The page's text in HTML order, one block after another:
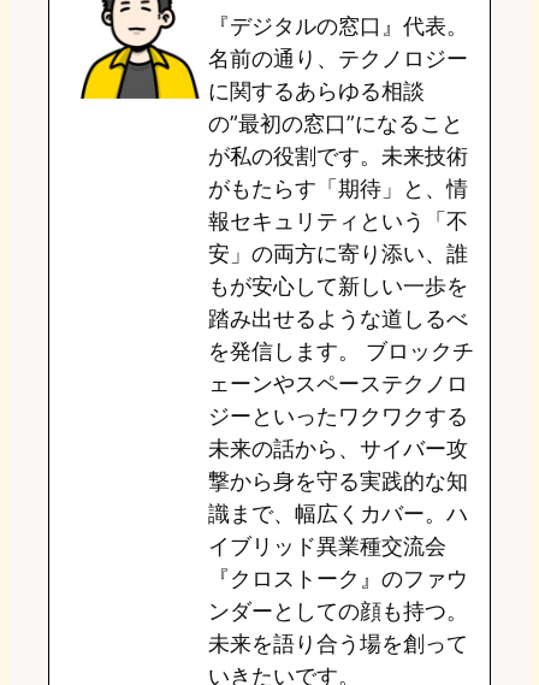
o
n
k
o
o
k
a
『デジタルの窓口』代表。
名前の通り、テクノロジー
に関するあらゆる相談
の”最初の窓口”になること
が私の役割です。未来技術
がもたらす「期待」と、情
報セキュリティという「不
安」の両方に寄り添い、誰
もが安心して新しい一歩を
踏み出せるような道しるべ
を発信します。 ブロックチ
ェーンやスペーステクノロ
ジーといったワクワクする
未来の話から、サイバー攻
撃から身を守る実践的な知
識まで、幅広くカバー。ハ
イブリッド異業種交流会
『クロストーク』のファウ
ンダーとしての顔も持つ。
未来を語り合う場を創って
いきたいです。